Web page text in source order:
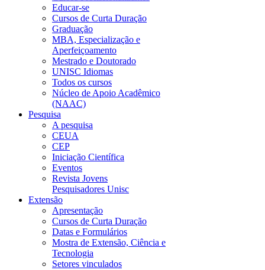
Educar-se
Cursos de Curta Duração
Graduação
MBA, Especialização e
Aperfeiçoamento
Mestrado e Doutorado
UNISC Idiomas
Todos os cursos
Núcleo de Apoio Acadêmico
(NAAC)
Pesquisa
A pesquisa
CEUA
CEP
Iniciação Científica
Eventos
Revista Jovens
Pesquisadores Unisc
Extensão
Apresentação
Cursos de Curta Duração
Datas e Formulários
Mostra de Extensão, Ciência e
Tecnologia
Setores vinculados